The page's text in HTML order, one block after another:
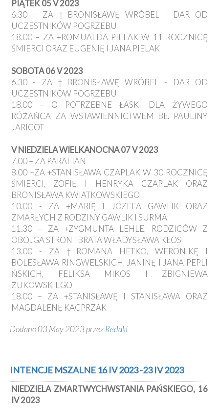
PIĄTEK 05 V 2023
6.30 – ZA †BRONISŁAWĘ WRÓBEL - DAR OD
UCZESTNIKÓW POGRZEBU
18.00 – ZA +ROMUALDA PIELAK W 11 ROCZNICĘ
ŚMIERCI ORAZ EUGENIĘ I JANA PIELAK
SOBOTA 06 V 2023
6.30 - ZA †BRONISŁAWĘ WRÓBEL - DAR OD
UCZESTNIKÓW POGRZEBU
18.00 – O POTRZEBNE ŁASKI DLA ŻYWEGO
RÓŻAŃCA ZA WSTAWIENNICTWEM BŁ. PAULINY
JARICOT
V NIEDZIELA WIELKANOCNA 07 V 2023
7.00 – ZA PARAFIAN
8.00 –ZA +STANISŁAWA CZAPLAK W 30 ROCZNICĘ
ŚMIERCI, ZOFIĘ I HENRYKA CZAPLAK ORAZ
BRONISŁAWA KWIATKOWSKIEGO
10.00 - ZA +MARIĘ I JÓZEFA GAWLIK ORAZ
ZMARŁYCH Z RODZINY GAWLIK I SURMA
11.30 – ZA +ZYGMUNTA LEHLE, RODZICÓW Z
OBOJGA STRON I BRATA WŁADYSŁAWA KŁOS
13.00 - ZA †ROMANA HETKO, WERONIKĘ I
BOLESŁAWA RINGWELSKICH, JANINĘ I JANA PEPLI
ŃSKICH, FELIKSA MIKOS I ZBIGNIEWA
ŻUKOWSKIEGO
18.00 – ZA +STANISŁAWĘ I STANISŁAWA ORAZ
MAGDALENĘ KACPRZAK
Dodano 03 May 2023 przezRedakt
INTENCJE MSZALNE 16 IV 2023 -23 IV 2023
NIEDZIELA ZMARTWYCHWSTANIA PAŃSKIEGO, 16
IV 2023